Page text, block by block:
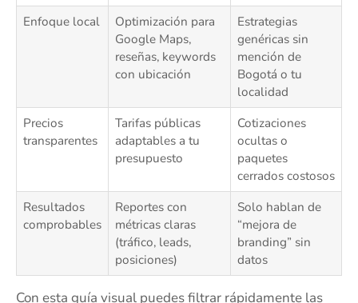
Enfoque local
Optimización para
Google Maps,
reseñas, keywords
con ubicación
Estrategias
genéricas sin
mención de
Bogotá o tu
localidad
Precios
transparentes
Tarifas públicas
adaptables a tu
presupuesto
Cotizaciones
ocultas o
paquetes
cerrados costosos
Resultados
comprobables
Reportes con
métricas claras
(tráfico, leads,
posiciones)
Solo hablan de
“mejora de
branding” sin
datos
Con esta guía visual puedes filtrar rápidamente las